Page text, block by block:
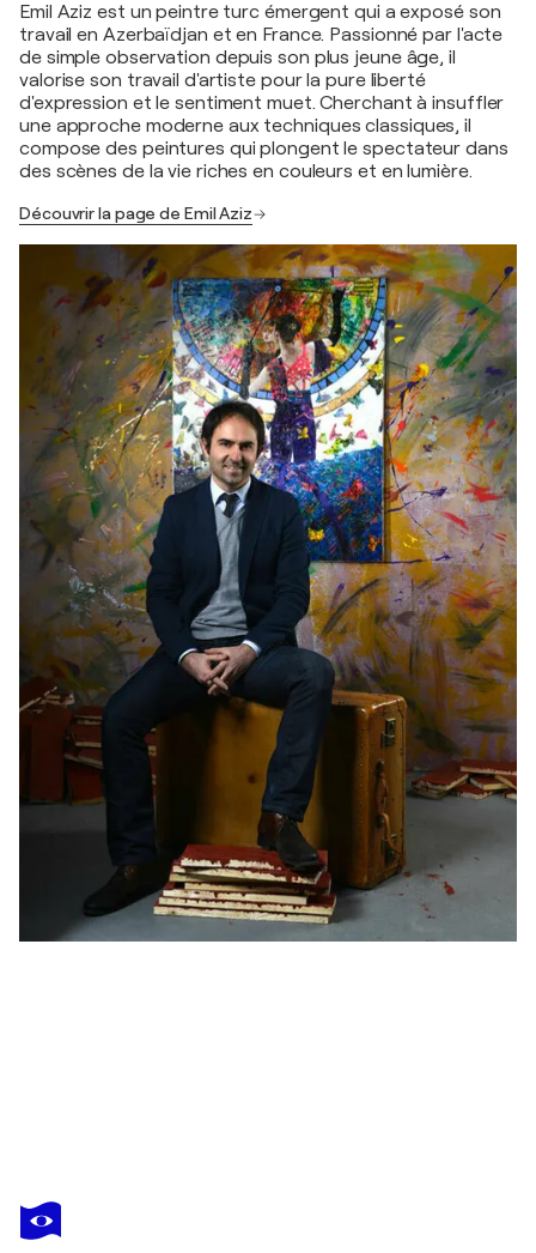
Emil Aziz est un peintre turc émergent qui a exposé son
travail en Azerbaïdjan et en France. Passionné par l'acte
de simple observation depuis son plus jeune âge, il
valorise son travail d'artiste pour la pure liberté
d'expression et le sentiment muet. Cherchant à insuffler
une approche moderne aux techniques classiques, il
compose des peintures qui plongent le spectateur dans
des scènes de la vie riches en couleurs et en lumière.
Découvrir la page de Emil Aziz
EMIL
AZIZ